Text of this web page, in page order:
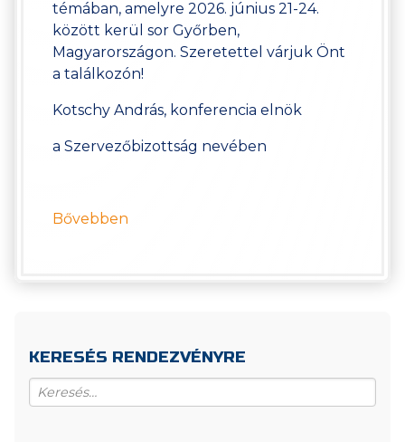
témában, amelyre 2026. június 21-24.
között kerül sor Győrben,
Magyarországon. Szeretettel várjuk Önt
a találkozón!
Kotschy András, konferencia elnök
a Szervezőbizottság nevében
Bővebben
KERESÉS RENDEZVÉNYRE